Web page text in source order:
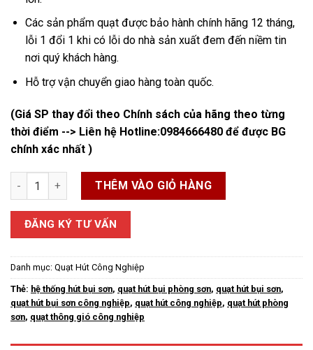
Các sản phẩm quạt được bảo hành chính hãng 12 tháng,
lỗi 1 đổi 1 khi có lỗi do nhà sản xuất đem đến niềm tin
nơi quý khách hàng.
Hỗ trợ vận chuyển giao hàng toàn quốc.
(Giá SP thay đổi theo Chính sách của hãng theo từng
thời điểm --> Liên hệ Hotline:0984666480 để được BG
chính xác nhất )
Quạt Hút Bụi Sơn Công NGhiệp số lượng
THÊM VÀO GIỎ HÀNG
ĐĂNG KÝ TƯ VẤN
Danh mục: Quạt Hút Công Nghiệp
Thẻ: hệ thống hút bụi sơn, quạt hút bụi phòng sơn, quạt hút bụi sơn,
quạt hút bụi sơn công nghiệp, quạt hút công nghiệp, quạt hút phòng
sơn, quạt thông gió công nghiệp